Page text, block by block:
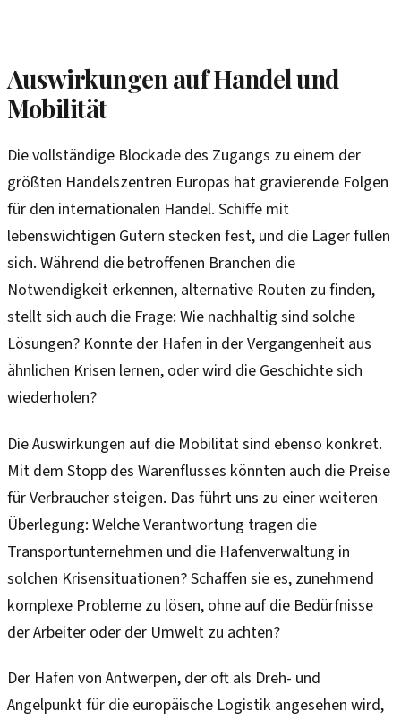
Auswirkungen auf Handel und
Mobilität
Die vollständige Blockade des Zugangs zu einem der
größten Handelszentren Europas hat gravierende Folgen
für den internationalen Handel. Schiffe mit
lebenswichtigen Gütern stecken fest, und die Läger füllen
sich. Während die betroffenen Branchen die
Notwendigkeit erkennen, alternative Routen zu finden,
stellt sich auch die Frage: Wie nachhaltig sind solche
Lösungen? Konnte der Hafen in der Vergangenheit aus
ähnlichen Krisen lernen, oder wird die Geschichte sich
wiederholen?
Die Auswirkungen auf die Mobilität sind ebenso konkret.
Mit dem Stopp des Warenflusses könnten auch die Preise
für Verbraucher steigen. Das führt uns zu einer weiteren
Überlegung: Welche Verantwortung tragen die
Transportunternehmen und die Hafenverwaltung in
solchen Krisensituationen? Schaffen sie es, zunehmend
komplexe Probleme zu lösen, ohne auf die Bedürfnisse
der Arbeiter oder der Umwelt zu achten?
Der Hafen von Antwerpen, der oft als Dreh- und
Angelpunkt für die europäische Logistik angesehen wird,